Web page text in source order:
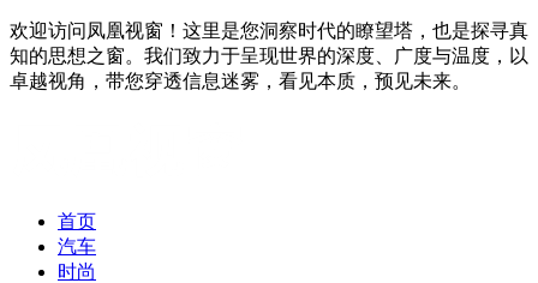
欢迎访问凤凰视窗！这里是您洞察时代的瞭望塔，也是探寻真
知的思想之窗。我们致力于呈现世界的深度、广度与温度，以
卓越视角，带您穿透信息迷雾，看见本质，预见未来。
首页
汽车
时尚